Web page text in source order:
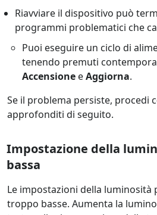
Riavviare il dispositivo può
programmi problematici che
Puoi eseguire un ciclo di
tenendo premuti
Accensione eAggiorna.
Se il problema persiste, procedi
approfonditi di seguito.
Impostazione della
bassa
Le impostazioni della luminosità
troppo basse. Aumenta la